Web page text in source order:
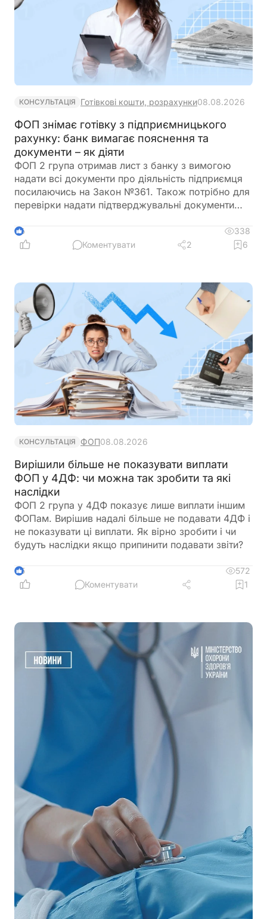
КОНСУЛЬТАЦІЯ Готівкові кошти, розрахунки08.08.2026
ФОП знімає готівку з підприємницького
рахунку: банк вимагає пояснення та
документи – як діяти
ФОП 2 група отримав лист з банку з вимогою
надати всі документи про діяльність підприємця
посилаючись на Закон №361. Також потрібно для
перевірки надати підтверджувальні документи
готівкових коштів (в дозволеному об’ємі
періодично знімаються з поточного рахунку).
банку?
6
338
Коментувати
2 6
КОНСУЛЬТАЦІЯ ФОП08.08.2026
Вирішили більше не показувати виплати
ФОП у 4ДФ: чи можна так зробити та які
наслідки
ФОП 2 група у 4ДФ показує лише виплати іншим
ФОПам. Вирішив надалі більше не подавати 4ДФ і
не показувати ці виплати. Як вірно зробити і чи
будуть наслідки якщо припинити подавати звіти?
5
572
Коментувати
1